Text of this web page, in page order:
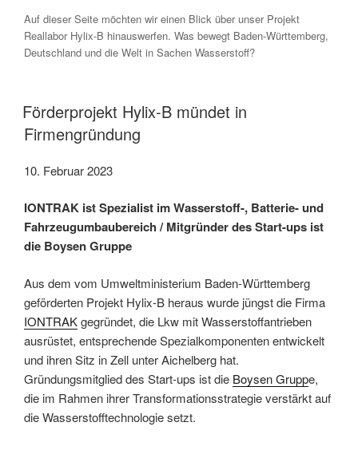
Auf dieser Seite möchten wir einen Blick über unser Projekt
Reallabor Hylix-B hinauswerfen. Was bewegt Baden-Württemberg,
Deutschland und die Welt in Sachen Wasserstoff?
Förderprojekt Hylix-B mündet in
Firmengründung
10. Februar 2023
IONTRAK ist Spezialist im Wasserstoff-, Batterie- und
Fahrzeugumbaubereich / Mitgründer des Start-ups ist
die Boysen Gruppe
Aus dem vom Umweltministerium Baden-Württemberg
geförderten Projekt Hylix-B heraus wurde jüngst die Firma
IONTRAKgegründet, die Lkw mit Wasserstoffantrieben
ausrüstet, entsprechende Spezialkomponenten entwickelt
und ihren Sitz in Zell unter Aichelberg hat.
Gründungsmitglied des Start-ups ist die Boysen Gruppe,
die im Rahmen ihrer Transformationsstrategie verstärkt auf
die Wasserstofftechnologie setzt.